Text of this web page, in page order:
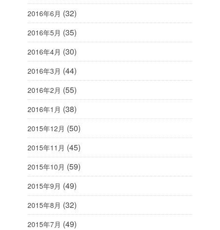
2016年6月 (32)
2016年5月 (35)
2016年4月 (30)
2016年3月 (44)
2016年2月 (55)
2016年1月 (38)
2015年12月 (50)
2015年11月 (45)
2015年10月 (59)
2015年9月 (49)
2015年8月 (32)
2015年7月 (49)